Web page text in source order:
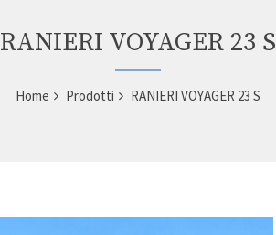
RANIERI VOYAGER 23 S
Home Prodotti RANIERI VOYAGER 23 S